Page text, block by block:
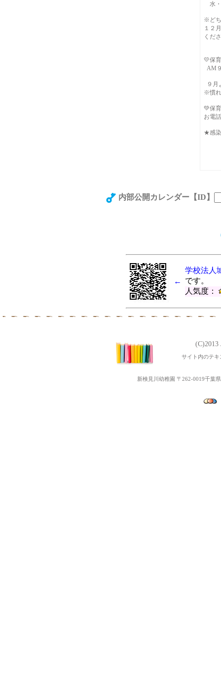
水
※どち
１２
くだ
💛保
AM
９月
※慣れ
💚保
お電
★感染
内部公開カレンダー 【ID】
←
学校法人
です。
人気度：
サイト内のテ
新検見川幼稚園 〒262-0019千葉